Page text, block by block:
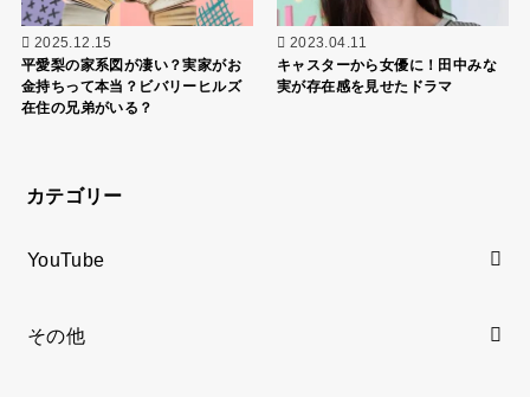
2025.12.15
平愛梨の家系図が凄い？実家がお
金持ちって本当？ビバリーヒルズ
在住の兄弟がいる？
2023.04.11
キャスターから女優に！田中みな
実が存在感を見せたドラマ
カテゴリー
YouTube
その他